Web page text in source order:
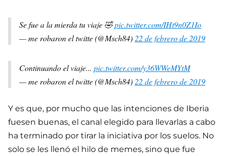
Se fue a la mierda tu viaje 🤣pic.twitter.com/IHt9n0Z1Io
— me robaron el twitte (@Msch84) 22 de febrero de 2019
Continuando el viaje... pic.twitter.com/y36WWeMYtM
— me robaron el twitte (@Msch84) 22 de febrero de 2019
Y es que, por mucho que las intenciones de Iberia
fuesen buenas, el canal elegido para llevarlas a cabo
ha terminado por tirar la iniciativa por los suelos. No
solo se les llenó el hilo de memes, sino que fue